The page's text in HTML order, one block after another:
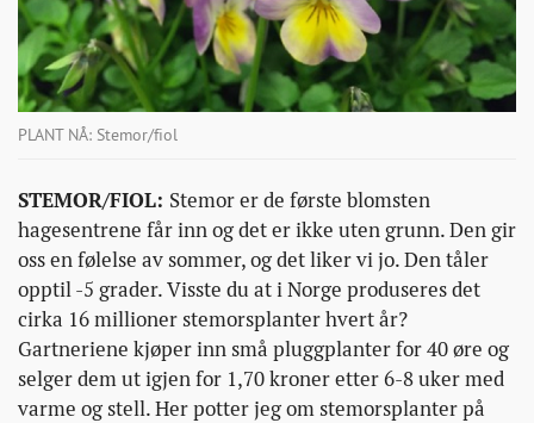
PLANT NÅ: Stemor/fiol
STEMOR/FIOL: Stemor er de første blomsten
hagesentrene får inn og det er ikke uten grunn. Den gir
oss en følelse av sommer, og det liker vi jo. Den tåler
opptil -5 grader. Visste du at i Norge produseres det
cirka 16 millioner stemorsplanter hvert år?
Gartneriene kjøper inn små pluggplanter for 40 øre og
selger dem ut igjen for 1,70 kroner etter 6-8 uker med
varme og stell. Her potter jeg om stemorsplanter på